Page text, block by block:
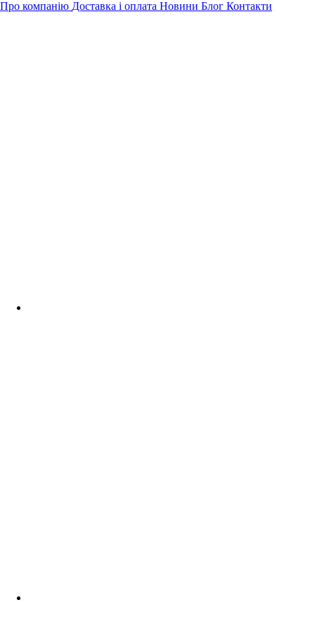
Про компанію Доставка і оплата Новини Блог Контакти